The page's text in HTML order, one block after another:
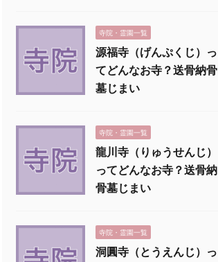
寺院・霊園一覧
源福寺（げんぷくじ）っ
てどんなお寺？送骨納骨
墓じまい
寺院・霊園一覧
龍川寺（りゅうせんじ）
ってどんなお寺？送骨納
骨墓じまい
寺院・霊園一覧
洞圓寺（とうえんじ）っ